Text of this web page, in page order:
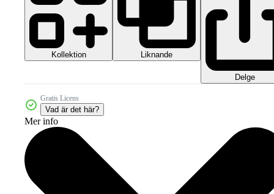
Kollektion Liknande
Delge
Gratis Licens
Vad är det här?
Mer info